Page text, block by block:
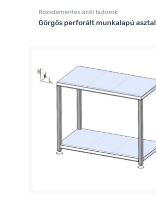
Rozsdamentes acél bútorok
Görgős perforált munkalapú asztal